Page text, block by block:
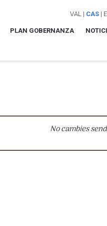
VAL | CAS|
PLAN GOBERNANZA
No cambies